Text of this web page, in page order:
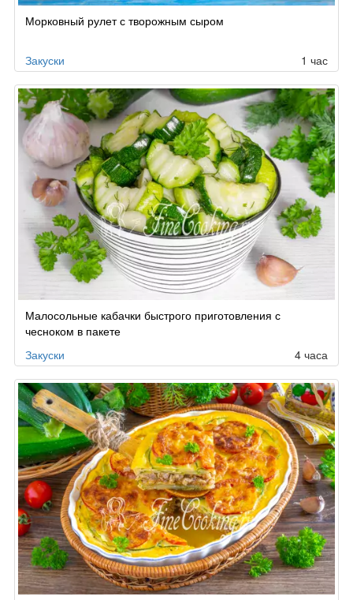
Морковный рулет с творожным сыром
Закуски 1 час
Малосольные кабачки быстрого приготовления с
чесноком в пакете
Закуски
4 часа